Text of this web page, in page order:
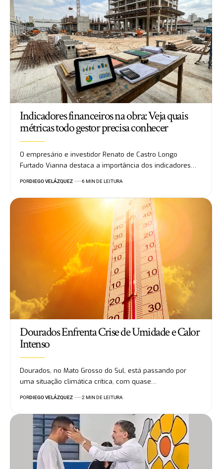
Indicadores financeiros na obra: Veja quais
métricas todo gestor precisa conhecer
O empresário e investidor Renato de Castro Longo
Furtado Vianna destaca a importância dos indicadores…
PORDIEGO VELÁZQUEZ 6 MIN DE LEITURA
Dourados Enfrenta Crise de Umidade e Calor
Intenso
Dourados, no Mato Grosso do Sul, está passando por
uma situação climática crítica, com quase…
PORDIEGO VELÁZQUEZ 2 MIN DE LEITURA